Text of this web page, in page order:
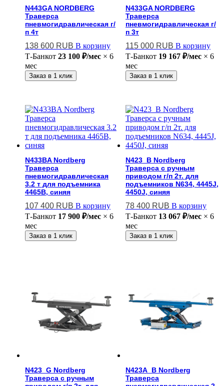
N443GA NORDBERG
Траверса
пневмогидравлическая г/
п 4т
138 600 RUB В корзину
Т-Банкот 23 100 ₽/мес × 6
мес
Заказ в 1 клик
N433GA NORDBERG
Траверса
пневмогидравлическая г/
п 3т
115 000 RUB В корзину
Т-Банкот 19 167 ₽/мес× 6
мес
Заказ в 1 клик
N433BA Nordberg
Траверса
пневмогидравлическая
3.2 т для подъемника
4465B, синяя
107 400 RUB В корзину
Т-Банкот 17 900 ₽/мес × 6
мес
Заказ в 1 клик
N423_B Nordberg
Траверса с ручным
приводом г/п 2т. для
подъемников N634, 4445J,
4450J, синяя
78 400 RUB В корзину
Т-Банкот 13 067 ₽/мес× 6
мес
Заказ в 1 клик
N423_G Nordberg
Траверса с ручным
N423A_B Nordberg
Траверса